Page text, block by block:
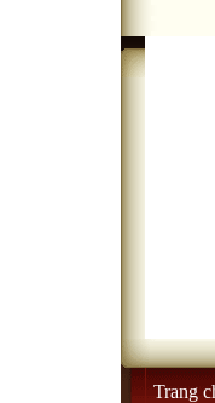
Trang